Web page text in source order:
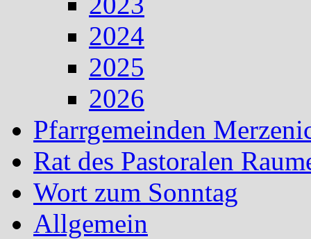
2024
2025
2026
Pfarrgemeinden
Rat des Pastoralen
Wort zum Sonntag
Allgemein